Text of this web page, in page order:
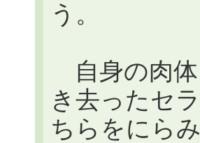
う。
自身の肉体
き去ったセ
ちらをにら